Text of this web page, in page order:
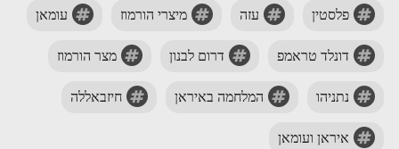
פלסטין עזה מיצרי הורמוז עומאן
דונלד טראמפ דרום לבנון מצר הורמוז
נתניהו המלחמה באיראן חיזבאללה
איראן ועומאן